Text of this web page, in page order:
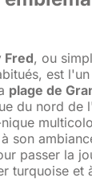
Fred, ou
est
plage de
du nord de
son
passer la
turquoise et